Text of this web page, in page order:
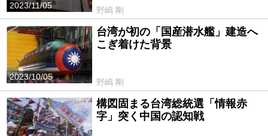
2023/11/05
野嶋 剛
2023/10/05
台湾が初の「国産潜水艦」建造へ
こぎ着けた背景
野嶋 剛
構図固まる台湾総統選「情報赤
字」突く中国の認知戦